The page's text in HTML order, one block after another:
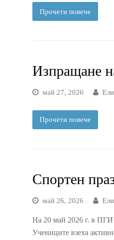
Прочети повече
Изпращане
май 27, 2026
Прочети повече
Спортен
май 26, 2026
На 20 май 2026 г. в
Учениците взеха